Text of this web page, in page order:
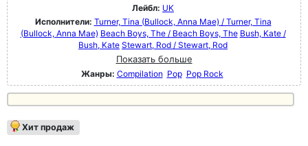
Лейбл: UK
Исполнители: Turner, Tina (Bullock, Anna Mae) / Turner, Tina
(Bullock, Anna Mae) Beach Boys, The / Beach Boys, The Bush, Kate /
Bush, Kate Stewart, Rod / Stewart, Rod
Показать больше
Жанры: Compilation Pop Pop Rock
Хит продаж